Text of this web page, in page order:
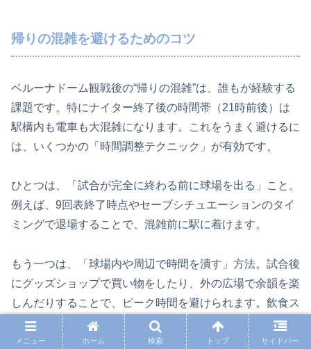
帰りの混雑を避けるためのコツ
ベルーナドーム観戦後の“帰りの混雑”は、誰もが経験する
課題です。特にナイター終了後の時間帯（21時前後）は
駅構内も電車も大混雑になります。これをうまく避けるに
は、いくつかの「時間調整テクニック」が有効です。
ひとつは、「試合が完全に終わる前に球場を出る」こと。
例えば、9回表終了時点やセーブシチュエーションのタイ
ミングで退場することで、混雑前に駅に着けます。
もう一つは、「球場内や周辺で時間を潰す」方法。試合後
にグッズショップで買い物をしたり、外の広場で余韻を楽
しんだりすることで、ピーク時間を避けられます。飲食ス
ペースも比較的空いてくるので、最後に一杯…というのも
アリです。
メニュー ホーム 検索 トップ サイドバー